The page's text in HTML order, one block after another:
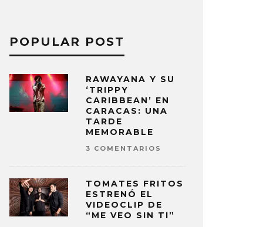
POPULAR POST
RAWAYANA Y SU
‘TRIPPY
CARIBBEAN’ EN
CARACAS: UNA
TARDE
MEMORABLE
3 COMENTARIOS
TOMATES FRITOS
ESTRENÓ EL
VIDEOCLIP DE
“ME VEO SIN TI”